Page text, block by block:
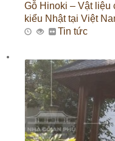
Gỗ Hinoki – Vật liệu
kiểu Nhật tại Việt
Tin tức